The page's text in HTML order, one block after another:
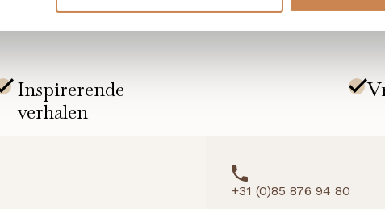
+31 (0)85 876 94 80